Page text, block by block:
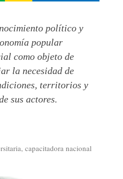
político y
popular
como objeto de
la necesidad de
territorios y
sus actores.
capacitadora nacional